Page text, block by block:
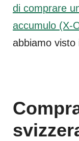
di comprare
accumulo (X-
abbiamo visto